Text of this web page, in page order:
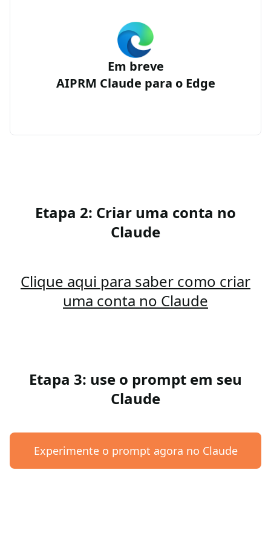
Em breve
AIPRM Claude para o Edge
Etapa 2: Criar uma conta no
Claude
Clique aqui para saber como criar
uma conta no Claude
Etapa 3: use o prompt em seu
Claude
Experimente o prompt agora no Claude